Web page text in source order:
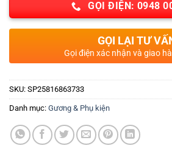
GỌI ĐIỆN: 0948
GỌI LẠI TƯ
Gọi điện xác nhận và giao
SKU: SP25816863733
Danh mục: Gương & Phụ kiện